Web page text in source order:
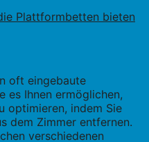
Plattformbetten bieten
oft eingebaute
es Ihnen ermöglichen,
optimieren, indem Sie
dem Zimmer entfernen.
verschiedenen